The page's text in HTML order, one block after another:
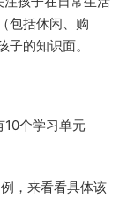
包括休闲、购
的知识面。
10个学习单元
，来看看具体该